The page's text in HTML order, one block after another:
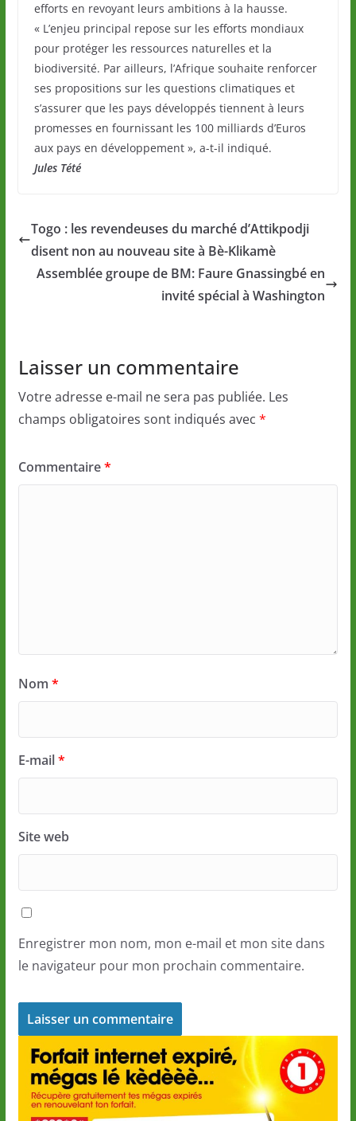
efforts en revoyant leurs ambitions à la hausse.
« L’enjeu principal repose sur les efforts mondiaux
pour protéger les ressources naturelles et la
biodiversité. Par ailleurs, l’Afrique souhaite renforcer
ses propositions sur les questions climatiques et
s’assurer que les pays développés tiennent à leurs
promesses en fournissant les 100 milliards d’Euros
aux pays en développement », a-t-il indiqué.
Jules Tété
Togo : les revendeuses du marché d’Attikpodji
disent non au nouveau site à Bè-Klikamè
Assemblée groupe de BM: Faure Gnassingbé en
invité spécial à Washington
Laisser un commentaire
Votre adresse e-mail ne sera pas publiée. Les
champs obligatoires sont indiqués avec *
Commentaire*
Nom *
E-mail*
Site web
Enregistrer mon nom, mon e-mail et mon site dans
le navigateur pour mon prochain commentaire.